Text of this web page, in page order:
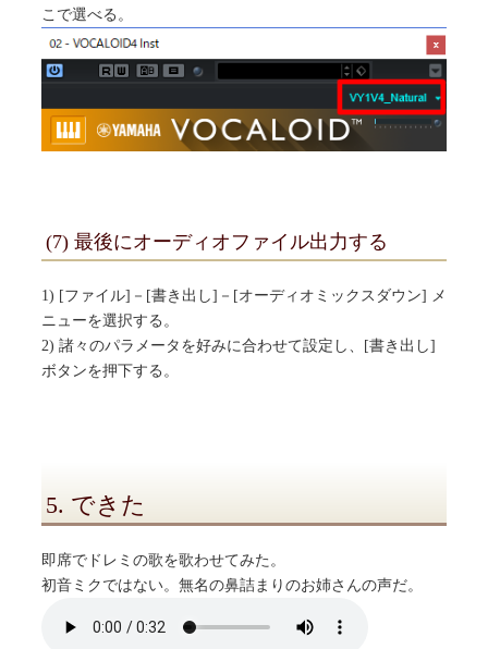
こで選べる。
(7) 最後にオーディオファイル出力する
1) [ファイル]－[書き出し]－[オーディオミックスダウン] メ
ニューを選択する。
2) 諸々のパラメータを好みに合わせて設定し、[書き出し]
ボタンを押下する。
5. できた
即席でドレミの歌を歌わせてみた。
初音ミクではない。無名の鼻詰まりのお姉さんの声だ。